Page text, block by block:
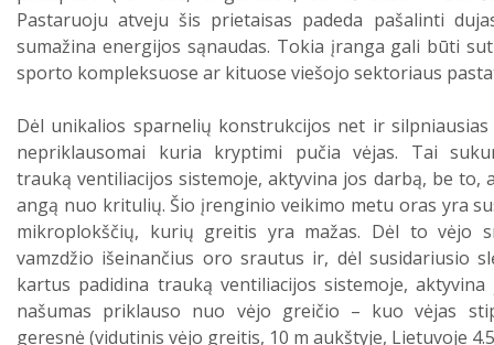
Pastaruoju atveju šis prietaisas padeda pašalinti
sumažina energijos sąnaudas. Tokia įranga gali būti
sporto kompleksuose ar kituose viešojo sektoriaus
Dėl unikalios sparnelių konstrukcijos net ir
nepriklausomai kuria kryptimi pučia vėjas. Tai
trauką ventiliacijos sistemoje, aktyvina jos darbą, be to,
angą nuo kritulių. Šio įrenginio veikimo metu oras yra
mikroplokščių, kurių greitis yra mažas. Dėl to vėjo
vamzdžio išeinančius oro srautus ir, dėl susidariusio
kartus padidina trauką ventiliacijos sistemoje,
našumas priklauso nuo vėjo greičio – kuo vėjas
geresnė (vidutinis vėjo greitis, 10 m aukštyje, Lietuvoje